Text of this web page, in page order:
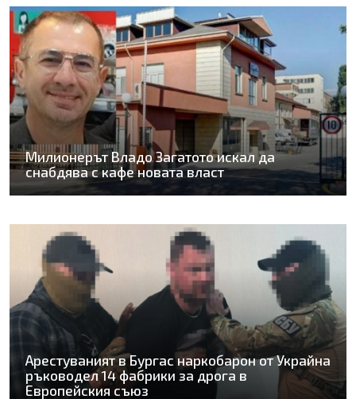
Милионерът Владо Загатото искал да
снабдява с кафе новата власт
Арестуваният в Бургас наркобарон от Украйна
ръководел 14 фабрики за дрога в
Европейския съюз